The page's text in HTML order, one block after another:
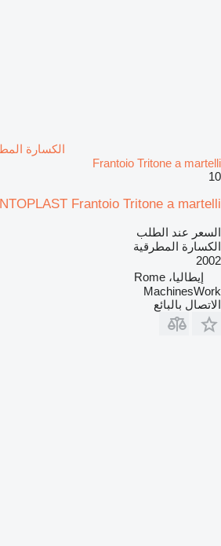
Frantoio Tritone a martelli
10
INTOPLAST Frantoio Tritone a martelli
السعر عند الطلب
الكسارة المطرقية
2002
إيطاليا، Rome
MachinesWork
الاتصال بالبائع